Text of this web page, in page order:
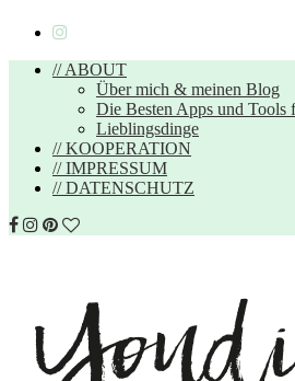
// ABOUT
Über mich & meinen Blog
Die Besten Apps und
Lieblingsdinge
// KOOPERATION
// IMPRESSUM
// DATENSCHUTZ